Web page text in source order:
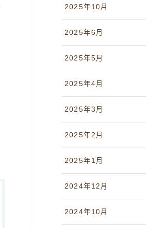
2025年10月
2025年6月
2025年5月
2025年4月
2025年3月
2025年2月
2025年1月
2024年12月
2024年10月